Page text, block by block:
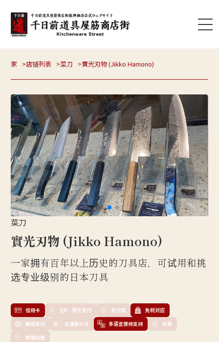
家 店铺列表 菜刀 實光刃物 (Jikko Hamono)
菜刀
實光刃物 (Jikko Hamono)
一家拥有百年以上历史的刀具店，可试用和挑
选专业级别的日本刀具
信用卡 QR・电子支付 支付宝
免税对应
微信支付
交通系IC卡 多语言接待支持
外卖
体验内容